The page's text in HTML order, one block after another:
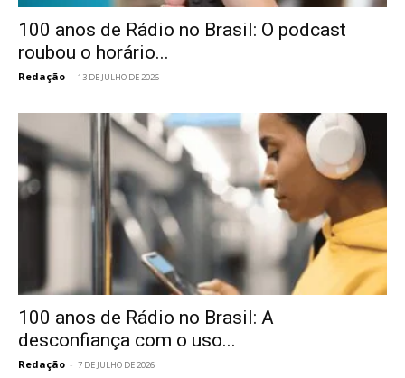
100 anos de Rádio no Brasil: O podcast
roubou o horário...
Redação - 13 DE JULHO DE 2026
100 anos de Rádio no Brasil: A
desconfiança com o uso...
Redação - 7 DE JULHO DE 2026